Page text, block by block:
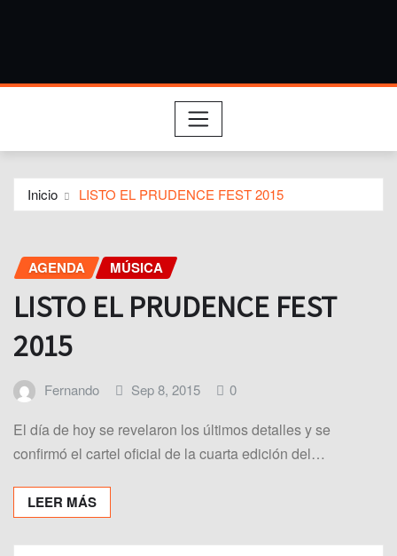
Inicio LISTO EL PRUDENCE FEST 2015
AGENDA MÚSICA
LISTO EL PRUDENCE FEST
2015
Fernando Sep 8, 2015 0
El día de hoy se revelaron los últimos detalles y se
confirmó el cartel oficial de la cuarta edición del…
LEER MÁS